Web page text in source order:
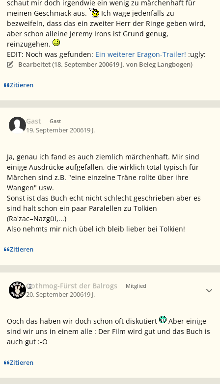
schaut mir doch irgendwie ein wenig zu märchenhaft für
meinen Geschmack aus.
Ich wage jedenfalls zu
bezweifeln, dass das ein zweiter Herr der Ringe geben wird,
aber schon alleine Jeremy Irons ist Grund genug,
reinzugehen.
EDIT: Noch was gefunden: Ein weiterer Eragon-Trailer! :ugly:
Bearbeitet (18. September 200619 J. von Beleg Langbogen)
Zitieren
Gast Gast
19. September 200619 J.
Ja, genau ich fand es auch ziemlich märchenhaft. Mir sind
einige Ausdrücke aufgefallen, die wirklich total typisch für
Märchen sind z.B. "eine einzelne Träne rollte über ihre
Wangen" usw.
Sonst ist das Buch echt nicht schlecht geschrieben aber es
sind halt schon ein paar Paralellen zu Tolkien
(Ra'zac=Nazgûl,...)
Also nehmts mir nich übel ich bleib lieber bei Tolkien!
Zitieren
Gothmog-Fürst der Balrogs Mitglied
20. September 200619 J.
Ooch das haben wir doch schon oft diskutiert
Aber einige
sind wir uns in einem alle : Der Film wird gut und das Buch is
auch gut :-O
Zitieren